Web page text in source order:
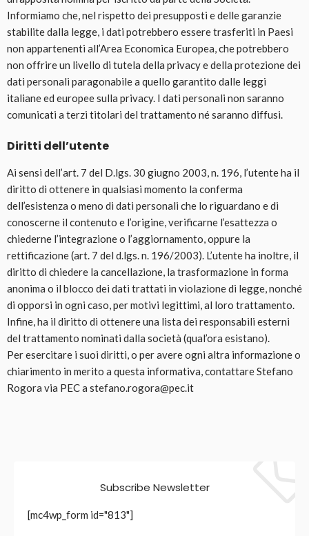
Informiamo che, nel rispetto dei presupposti e delle garanzie
stabilite dalla legge, i dati potrebbero essere trasferiti in Paesi
non appartenenti all’Area Economica Europea, che potrebbero
non offrire un livello di tutela della privacy e della protezione dei
dati personali paragonabile a quello garantito dalle leggi
italiane ed europee sulla privacy. I dati personali non saranno
comunicati a terzi titolari del trattamento né saranno diffusi.
Diritti dell’utente
Ai sensi dell’art. 7 del D.lgs. 30 giugno 2003, n. 196, l’utente ha il
diritto di ottenere in qualsiasi momento la conferma
dell’esistenza o meno di dati personali che lo riguardano e di
conoscerne il contenuto e l’origine, verificarne l’esattezza o
chiederne l’integrazione o l’aggiornamento, oppure la
rettificazione (art. 7 del d.lgs. n. 196/2003). L’utente ha inoltre, il
diritto di chiedere la cancellazione, la trasformazione in forma
anonima o il blocco dei dati trattati in violazione di legge, nonché
di opporsi in ogni caso, per motivi legittimi, al loro trattamento.
Infine, ha il diritto di ottenere una lista dei responsabili esterni
del trattamento nominati dalla società (qual’ora esistano).
Per esercitare i suoi diritti, o per avere ogni altra informazione o
chiarimento in merito a questa informativa, contattare Stefano
Rogora via PEC a stefano.rogora@pec.it
Subscribe Newsletter
[mc4wp_form id="813"]